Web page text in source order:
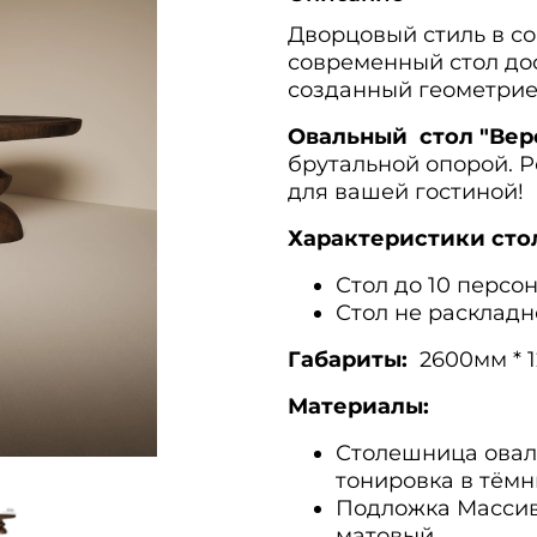
Дворцовый стиль в
современный стол
созданный
Овальный стол
брутальной опорой.
для вашей гостиной!
Характеристики
Стол до 10
Стол не
Габариты: 2600мм *
Материалы:
Столешница
тонировка в
Подложка